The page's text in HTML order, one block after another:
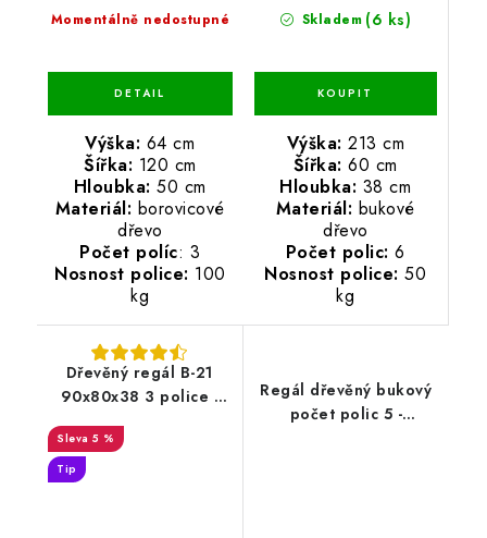
Momentálně nedostupné
Výška: 64 cm
Šířka: 120 cm
Hloubka: 50 cm
Materiál: borovicové
dřevo
Počet políc: 3
Nosnost police: 100
kg
Skladem (6 ks)
Výška: 213 cm
Šířka:60 cm
Hloubka: 38 cm
Materiál: bukové
dřevo
Počet polic: 6
Nosnost police: 50
kg
Dřevěný regál B-21
90x80x38 3 police -
borovice
5 %
Tip
Regál dřevěný bukový
počet polic 5 -